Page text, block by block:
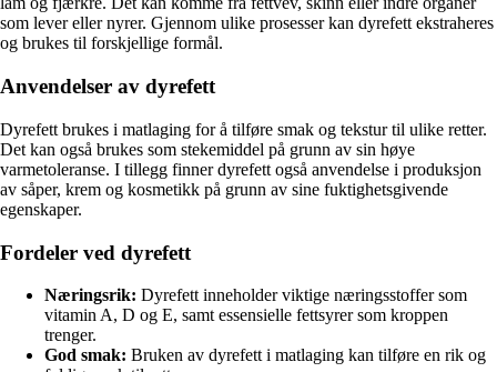
som lever eller nyrer. Gjennom ulike prosesser kan dyrefett ekstraheres
og brukes til forskjellige formål.
Anvendelser av dyrefett
Dyrefett brukes i matlaging for å tilføre smak og tekstur til ulike retter.
Det kan også brukes som stekemiddel på grunn av sin høye
varmetoleranse. I tillegg finner dyrefett også anvendelse i produksjon
av såper, krem og kosmetikk på grunn av sine fuktighetsgivende
egenskaper.
Fordeler ved dyrefett
Næringsrik: Dyrefett inneholder viktige næringsstoffer som
vitamin A, D og E, samt essensielle fettsyrer som kroppen
trenger.
God smak: Bruken av dyrefett i matlaging kan tilføre en rik og